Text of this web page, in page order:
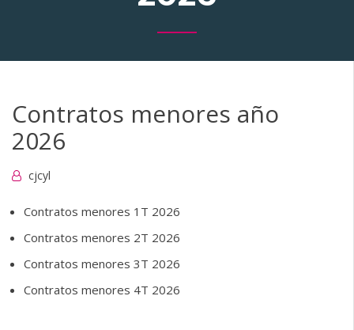
Contratos menores año
2026
cjcyl
Contratos menores 1T 2026
Contratos menores 2T 2026
Contratos menores 3T 2026
Contratos menores 4T 2026